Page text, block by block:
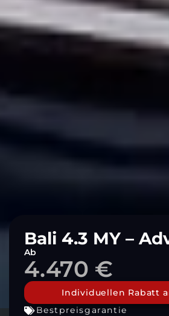
Bali 4.3 MY –
Ab
4.470 €
Individuellen Rabatt
Bestpreisgarantie